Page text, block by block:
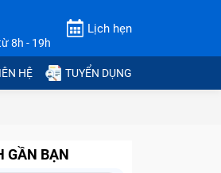
8h - 19h
Lịch hẹn
HỆ TUYỂN DỤNG
GẦN BẠN